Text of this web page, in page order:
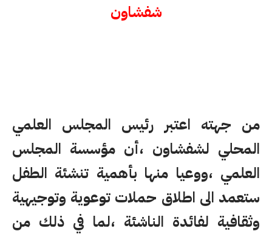
شفشاون
من جهته اعتبر رئيس المجلس العلمي
المحلي لشفشاون ،أن مؤسسة المجلس
العلمي ،ووعيا منها بأهمية تنشئة الطفل
ستعمد الى اطلاق حملات توعوية وتوجيهية
وثقافية لفائدة الناشئة ،لما في ذلك من